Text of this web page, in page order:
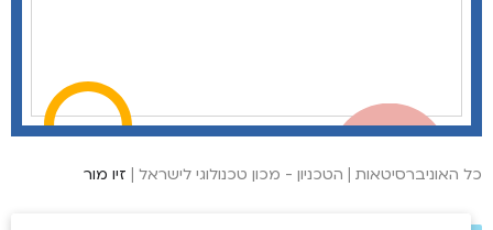
כל האוניברסיטאות | הטכניון - מכון טכנולוגי לישראל | זיו מור